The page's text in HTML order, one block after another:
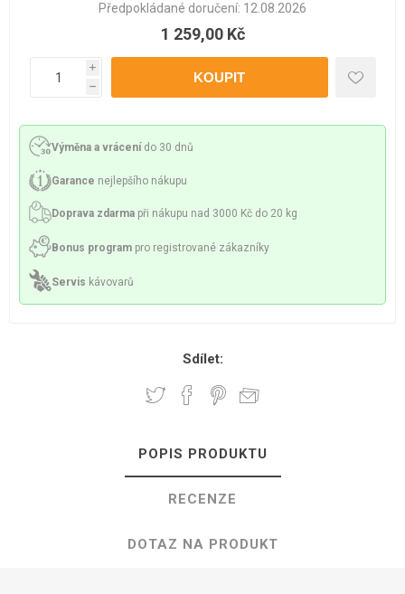
Předpokládané doručení: 12.08.2026
1 259,00 Kč
i
h
Výměna a vrácení do 30 dnů
Garance nejlepšího nákupu
Doprava zdarma při nákupu nad 3000 Kč do 20 kg
Bonus program pro registrované zákazníky
Servis kávovarů
Sdílet:
POPIS PRODUKTU
RECENZE
DOTAZ NA PRODUKT